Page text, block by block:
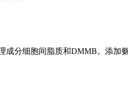
成分细胞间脂质和DMMB。添加